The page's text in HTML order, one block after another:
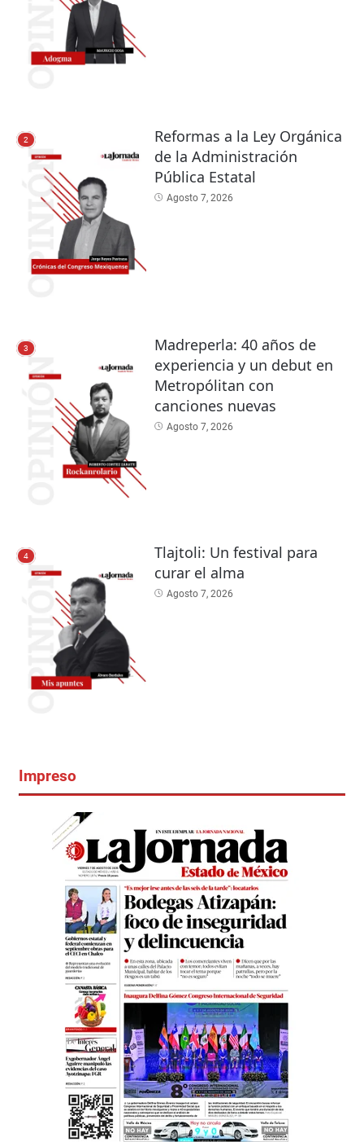
2
Reformas a la Ley Orgánica
de la Administración
Pública Estatal
Agosto 7, 2026
3
Madreperla: 40 años de
experiencia y un debut en
Metropólitan con
canciones nuevas
Agosto 7, 2026
4
Tlajtoli: Un festival para
curar el alma
Agosto 7, 2026
Impreso